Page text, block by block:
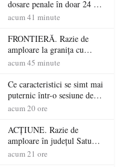
dosare penale în doar 24 de
ore la Petea! Unul avea
nu a avut niciodată permis
acum 41 minute
FRONTIERĂ. Razie de
amploare la granița cu
Ungaria! 800 de persoane și
verificate
acum 45 minute
Ce caracteristici se simt mai
puternic într-o sesiune de
distracție la sloturi online:
RTP?
acum 20 ore
ACȚIUNE. Razie de
amploare în județul Satu
Mare! Polițiștii au dat sute
acum 21 ore